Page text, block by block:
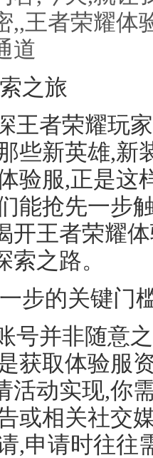
,,王者荣耀体
道
之旅
王者荣耀玩
些新英雄,新
验服,正是这
能抢先一步
开王者荣耀
之路。
步的关键门
号并非随意
获取体验服
活动实现,你
或相关社交
,申请时往往